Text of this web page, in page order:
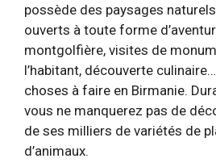
possède des paysages
ouverts à toute forme
montgolfière, visites de
l’habitant, découverte
choses à faire en Birmanie.
vous ne manquerez pas de
de ses milliers de variétés de
d’animaux.